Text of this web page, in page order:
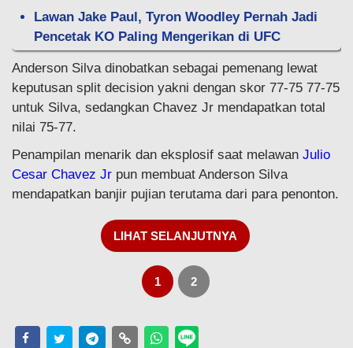
Lawan Jake Paul, Tyron Woodley Pernah Jadi
Pencetak KO Paling Mengerikan di UFC
Anderson Silva dinobatkan sebagai pemenang lewat
keputusan split decision yakni dengan skor 77-75 77-75
untuk Silva, sedangkan Chavez Jr mendapatkan total
nilai 75-77.
Penampilan menarik dan eksplosif saat melawan Julio
Cesar Chavez Jr pun membuat Anderson Silva
mendapatkan banjir pujian terutama dari para penonton.
LIHAT SELANJUTNYA
1 2